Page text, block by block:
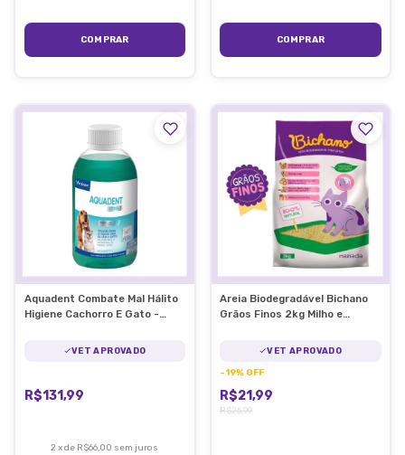
Aquadent Combate Mal Hálito
Higiene Cachorro E Gato -
VET APROVADO
R$131,99
2 xde R$66,00 sem juros
Areia Biodegradável Bichano
Grãos Finos 2kg Milho e
VET APROVADO
-19% OFF
R$21,99
R$26,99